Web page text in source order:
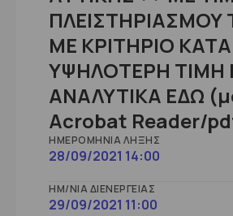
ΠΛΕΙΣΤΗΡΙΑΣΜΟΥ
ΜΕ ΚΡΙΤΗΡΙΟ
ΥΨΗΛΟΤΕΡΗ
ΑΝΑΛΥΤΙΚΑ ΕΔΩ
Acrobat Reader/
ΗΜΕΡΟΜΗΝΊΑ ΛΉΞΗΣ
28/09/2021 14:00
ΗΜ/ΝΊΑ ΔΙΕΝΈΡΓΕΙΑΣ
29/09/2021 11:00